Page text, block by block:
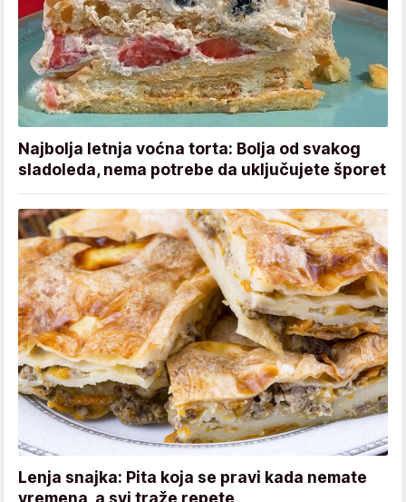
Najbolja letnja voćna torta: Bolja od svakog
sladoleda, nema potrebe da uključujete šporet
Lenja snajka: Pita koja se pravi kada nemate
vremena, a svi traže repete